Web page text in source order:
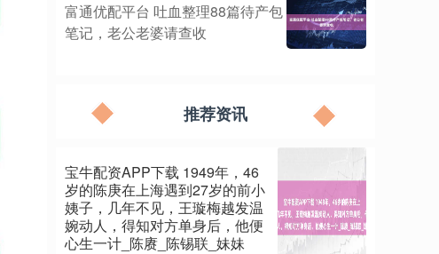
富通优配平台 吐血整理88篇待产包
笔记，老公老婆请查收
推荐资讯
宝牛配资APP下载 1949年，46
岁的陈庚在上海遇到27岁的前小
姨子，几年不见，王璇梅越发温
婉动人，得知对方单身后，他便
心生一计_陈赓_陈锡联_妹妹